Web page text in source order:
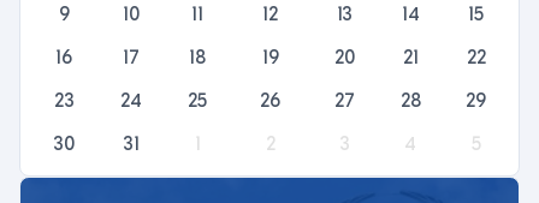
9
10 11 12 13 14
15
16
17 18 19 20 21
22
23
24 25 26 27 28
29
30
31 2 3 4 5